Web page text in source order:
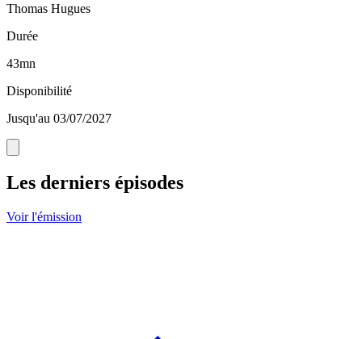
Thomas Hugues
Durée
43mn
Disponibilité
Jusqu'au 03/07/2027
Les derniers épisodes
Voir l'émission